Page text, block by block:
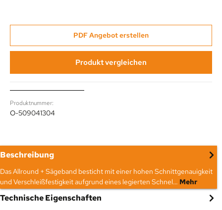
PDF Angebot erstellen
Produkt vergleichen
Produktnummer:
O-509041304
Beschreibung
Das Allround + Sägeband besticht mit einer hohen Schnittgenauigkeit
und Verschleißfestigkeit aufgrund eines legierten Schnel… Mehr
Technische Eigenschaften